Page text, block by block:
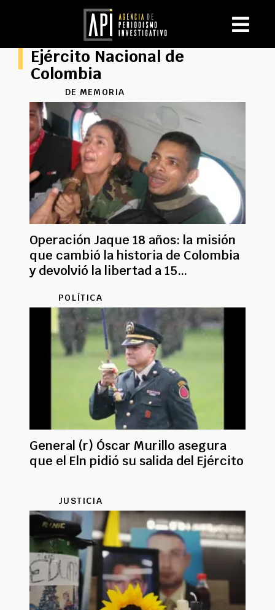
Ejército Nacional de
Colombia
DE MEMORIA
Operación Jaque 18 años: la misión
que cambió la historia de Colombia
y devolvió la libertad a 15
POLÍTICA
General (r) Óscar Murillo asegura
que el Eln pidió su salida del Ejército
JUSTICIA